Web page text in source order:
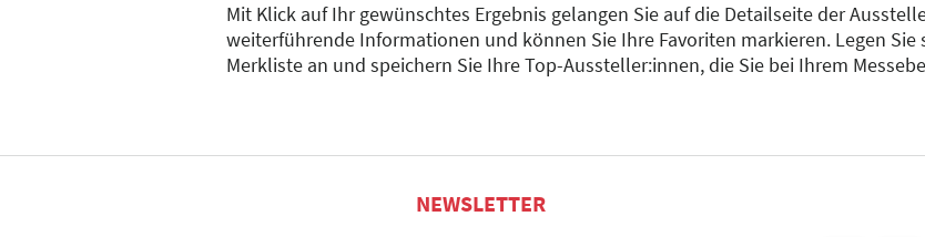
Mit Klick auf Ihr gewünschtes Ergebnis gelangen Sie auf die Detailseite der
weiterführende Informationen und können Sie Ihre Favoriten markieren. Legen
Merkliste an und speichern Sie Ihre Top-Aussteller:innen, die Sie bei Ihrem
NEWSLETTER